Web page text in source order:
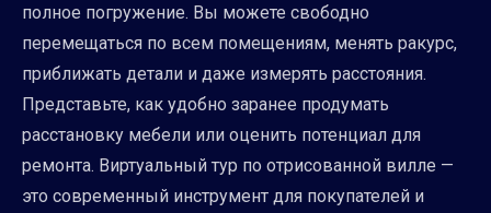
полное погружение. Вы можете свободно
перемещаться по всем помещениям, менять ракурс,
приближать детали и даже измерять расстояния.
Представьте, как удобно заранее продумать
расстановку мебели или оценить потенциал для
ремонта. Виртуальный тур по отрисованной вилле —
это современный инструмент для покупателей и